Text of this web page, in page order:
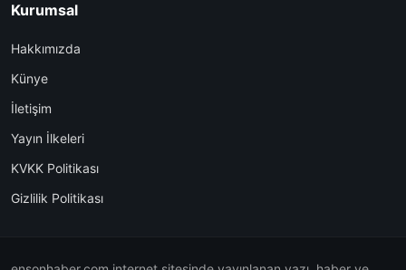
Kurumsal
Hakkımızda
Künye
İletişim
Yayın İlkeleri
KVKK Politikası
Gizlilik Politikası